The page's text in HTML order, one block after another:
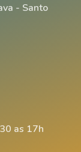
- Santo
as 17h